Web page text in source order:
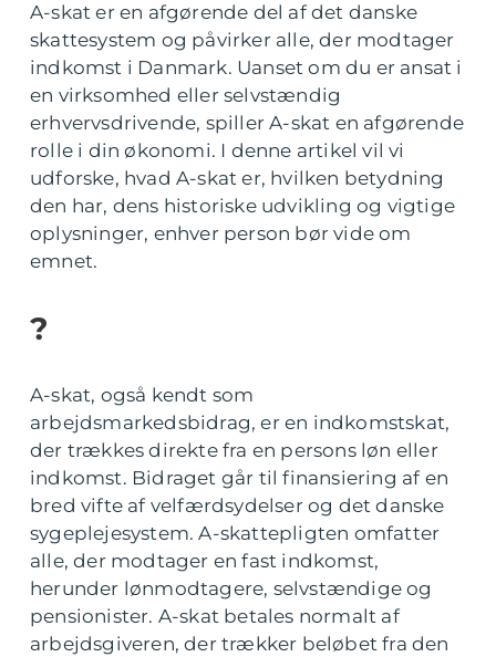
A-skat er en afgørende del af det danske
skattesystem og påvirker alle, der modtager
indkomst i Danmark. Uanset om du er ansat i
en virksomhed eller selvstændig
erhvervsdrivende, spiller A-skat en afgørende
rolle i din økonomi. I denne artikel vil vi
udforske, hvad A-skat er, hvilken betydning
den har, dens historiske udvikling og vigtige
oplysninger, enhver person bør vide om
emnet.
?
A-skat, også kendt som
arbejdsmarkedsbidrag, er en indkomstskat,
der trækkes direkte fra en persons løn eller
indkomst. Bidraget går til finansiering af en
bred vifte af velfærdsydelser og det danske
sygeplejesystem. A-skattepligten omfatter
alle, der modtager en fast indkomst,
herunder lønmodtagere, selvstændige og
pensionister. A-skat betales normalt af
arbejdsgiveren, der trækker beløbet fra den